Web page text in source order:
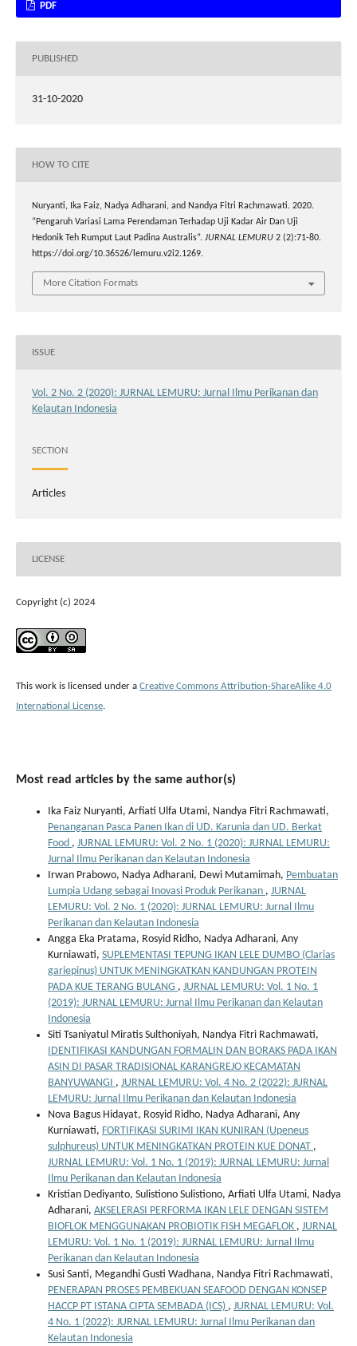
PDF
PUBLISHED
31-10-2020
HOW TO CITE
Nuryanti, Ika Faiz, Nadya Adharani, and Nandya Fitri Rachmawati. 2020.
“Pengaruh Variasi Lama Perendaman Terhadap Uji Kadar Air Dan Uji
Hedonik Teh Rumput Laut Padina Australis”. JURNAL LEMURU 2 (2):71-80.
https://doi.org/10.36526/lemuru.v2i2.1269.
More Citation Formats
ISSUE
Vol. 2 No. 2 (2020): JURNAL LEMURU: Jurnal Ilmu Perikanan dan
Kelautan Indonesia
SECTION
Articles
LICENSE
Copyright (c) 2024
This work is licensed under a Creative Commons Attribution-ShareAlike 4.0
International License.
Most read articles by the same author(s)
Ika Faiz Nuryanti, Arfiati Ulfa Utami, Nandya Fitri Rachmawati,
Penanganan Pasca Panen Ikan di UD. Karunia dan UD. Berkat
Food , JURNAL LEMURU: Vol. 2 No. 1 (2020): JURNAL LEMURU:
Jurnal Ilmu Perikanan dan Kelautan Indonesia
Irwan Prabowo, Nadya Adharani, Dewi Mutamimah, Pembuatan
Lumpia Udang sebagai Inovasi Produk Perikanan , JURNAL
LEMURU: Vol. 2 No. 1 (2020): JURNAL LEMURU: Jurnal Ilmu
Perikanan dan Kelautan Indonesia
Angga Eka Pratama, Rosyid Ridho, Nadya Adharani, Any
Kurniawati, SUPLEMENTASI TEPUNG IKAN LELE DUMBO (Clarias
gariepinus) UNTUK MENINGKATKAN KANDUNGAN PROTEIN
PADA KUE TERANG BULANG , JURNAL LEMURU: Vol. 1 No. 1
(2019): JURNAL LEMURU: Jurnal Ilmu Perikanan dan Kelautan
Indonesia
Siti Tsaniyatul Miratis Sulthoniyah, Nandya Fitri Rachmawati,
IDENTIFIKASI KANDUNGAN FORMALIN DAN BORAKS PADA IKAN
ASIN DI PASAR TRADISIONAL KARANGREJO KECAMATAN
BANYUWANGI , JURNAL LEMURU: Vol. 4 No. 2 (2022): JURNAL
LEMURU: Jurnal Ilmu Perikanan dan Kelautan Indonesia
Nova Bagus Hidayat, Rosyid Ridho, Nadya Adharani, Any
Kurniawati, FORTIFIKASI SURIMI IKAN KUNIRAN (Upeneus
sulphureus) UNTUK MENINGKATKAN PROTEIN KUE DONAT ,
JURNAL LEMURU: Vol. 1 No. 1 (2019): JURNAL LEMURU: Jurnal
Ilmu Perikanan dan Kelautan Indonesia
Kristian Dediyanto, Sulistiono Sulistiono, Arfiati Ulfa Utami, Nadya
Adharani, AKSELERASI PERFORMA IKAN LELE DENGAN SISTEM
BIOFLOK MENGGUNAKAN PROBIOTIK FISH MEGAFLOK , JURNAL
LEMURU: Vol. 1 No. 1 (2019): JURNAL LEMURU: Jurnal Ilmu
Perikanan dan Kelautan Indonesia
Susi Santi, Megandhi Gusti Wadhana, Nandya Fitri Rachmawati,
PENERAPAN PROSES PEMBEKUAN SEAFOOD DENGAN KONSEP
HACCP PT ISTANA CIPTA SEMBADA (ICS) , JURNAL LEMURU: Vol.
4 No. 1 (2022): JURNAL LEMURU: Jurnal Ilmu Perikanan dan
Kelautan Indonesia